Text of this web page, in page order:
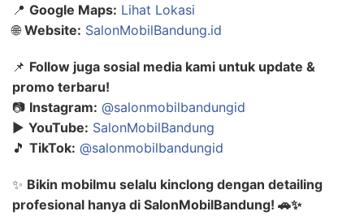
📍 Google Maps: Lihat Lokasi
🌐 Website: SalonMobilBandung.id
📌 Follow juga sosial media kami untuk update &
promo terbaru!
📷 Instagram: @salonmobilbandungid
▶️ YouTube: SalonMobilBandung
🎵 TikTok: @salonmobilbandungid
✨ Bikin mobilmu selalu kinclong dengan detailing
profesional hanya di SalonMobilBandung! 🚗✨